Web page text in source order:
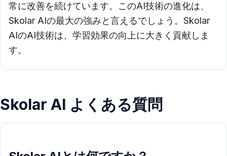
常に改善を続けています。このAI技術の進化は、
Skolar AIの最大の強みと言えるでしょう。Skolar
AIのAI技術は、学習効果の向上に大きく貢献しま
す。
Skolar AI よくある質問